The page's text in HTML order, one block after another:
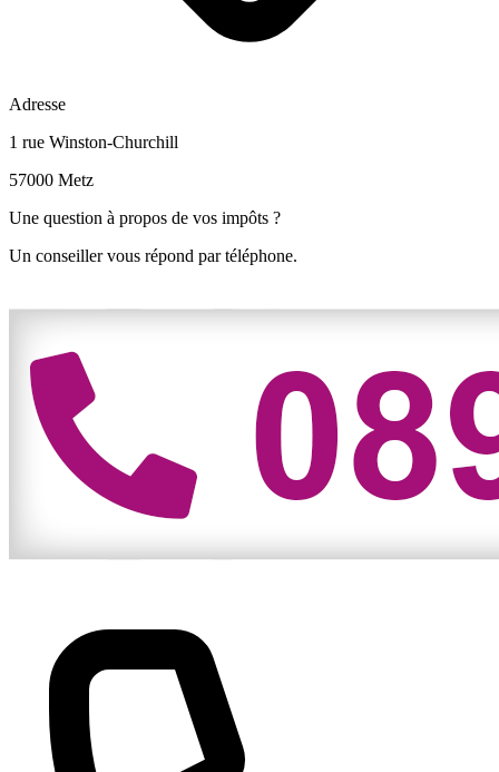
Adresse
1 rue Winston-Churchill
57000 Metz
Une question à propos de vos impôts ?
Un conseiller vous répond par téléphone.